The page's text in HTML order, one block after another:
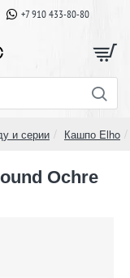
+7 910 433-80-80
и серии Кашпо Elho
Ochre